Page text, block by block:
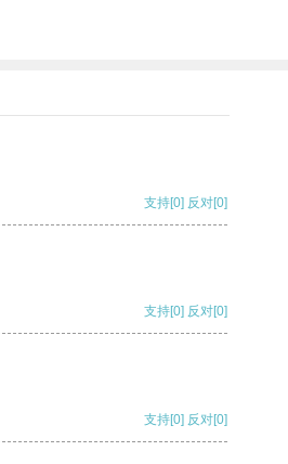
支持[0] 反对[0]
支持[0] 反对[0]
支持[0] 反对[0]